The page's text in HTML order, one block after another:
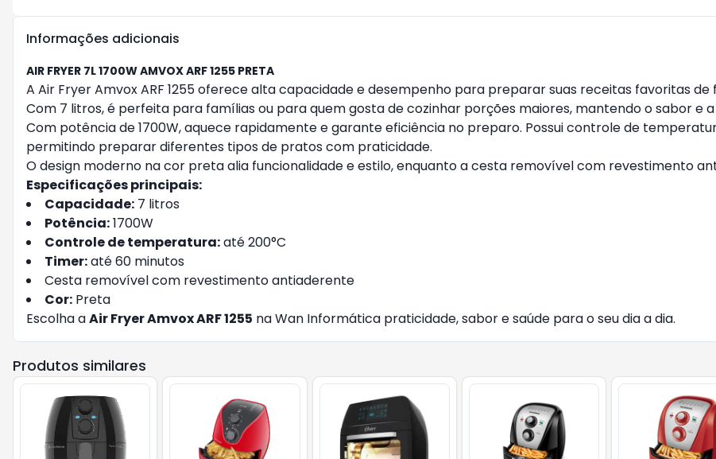
Informações adicionais
AIR FRYER 7L 1700W AMVOX ARF 1255 PRETA
A Air Fryer Amvox ARF 1255 oferece alta capacidade e desempenho para preparar suas receitas favoritas
Com 7 litros, é perfeita para famílias ou para quem gosta de cozinhar porções maiores, mantendo o sabor e
Com potência de 1700W, aquece rapidamente e garante eficiência no preparo. Possui controle de
permitindo preparar diferentes tipos de pratos com praticidade.
O design moderno na cor preta alia funcionalidade e estilo, enquanto a cesta removível com revestimento
Especificações principais:
Capacidade: 7 litros
Potência:1700W
Controle de temperatura:até 200°C
Timer:até 60 minutos
Cesta removível com revestimento antiaderente
Cor: Preta
Escolha aAir Fryer Amvox ARF 1255 na Wan Informática praticidade, sabor e saúde para o seu dia a dia.
Produtos similares